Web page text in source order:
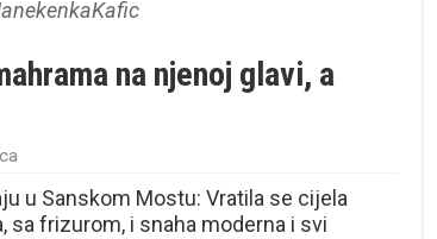
na njenoj glavi, a
u Sanskom Mostu: Vratila se cijela
frizurom, i snaha moderna i svi